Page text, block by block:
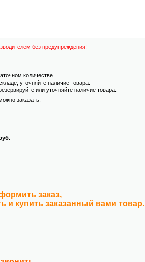
без предупреждения!
количестве.
уточняйте наличие товара.
или уточняйте наличие товара.
заказать.
заказ,
и купить заказанный вами товар.